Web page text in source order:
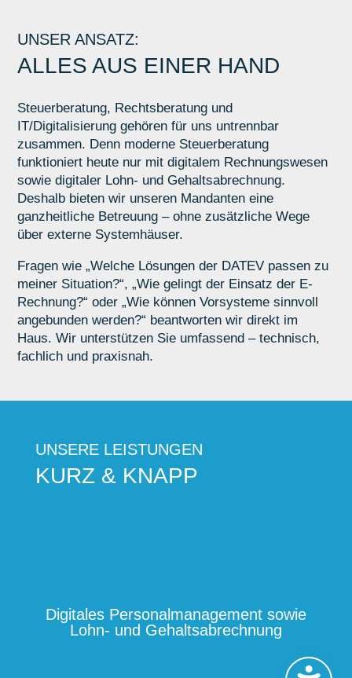
UNSER ANSATZ:
ALLES AUS EINER HAND
Steuerberatung, Rechtsberatung und
IT/Digitalisierung gehören für uns untrennbar
zusammen. Denn moderne Steuerberatung
funktioniert heute nur mit digitalem Rechnungswesen
sowie digitaler Lohn- und Gehaltsabrechnung.
Deshalb bieten wir unseren Mandanten eine
ganzheitliche Betreuung – ohne zusätzliche Wege
über externe Systemhäuser.
Fragen wie „Welche Lösungen der DATEV passen zu
meiner Situation?“, „Wie gelingt der Einsatz der E-
Rechnung?“ oder „Wie können Vorsysteme sinnvoll
angebunden werden?“ beantworten wir direkt im
Haus. Wir unterstützen Sie umfassend – technisch,
fachlich und praxisnah.
UNSERE LEISTUNGEN
KURZ & KNAPP
Digitales Personalmanagement sowie
Lohn- und Gehaltsabrechnung